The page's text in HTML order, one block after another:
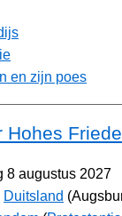
en zijn poes
Hohes
8 augustus 2027
Duitsland